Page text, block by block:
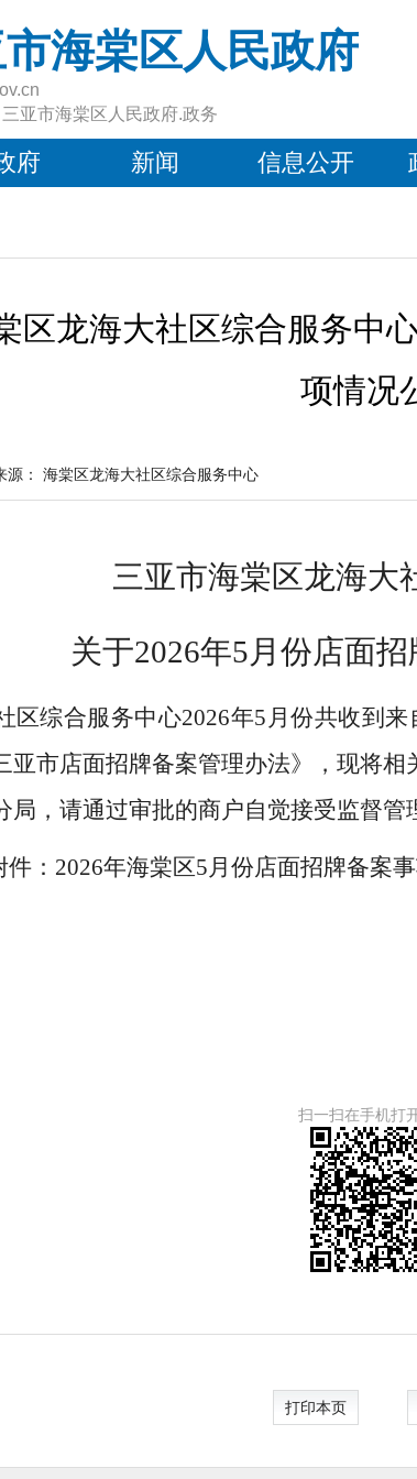
海棠区人民政府
亚市海棠区人民政府.政务
府 新闻 信息公开
区龙海大社区综合服务中
项情况
源： 海棠区龙海大社区综合服务中心
三亚市海棠区龙海大
关于2026年5月份店面招
区综合服务中心2026年5月份共收到
亚市店面招牌备案管理办法》，现将
局，请通过审批的商户自觉接受监督管
件：2026年海棠区5月份店面招牌备案
扫一扫在手机打
打印本页